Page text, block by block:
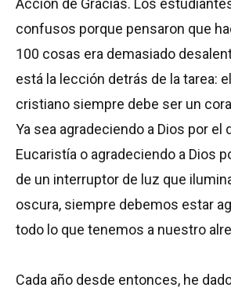
Acción de Gracias. Los
confusos porque pensaron que
100 cosas era demasiado
está la lección detrás de la tarea:
cristiano siempre debe ser un
Ya sea agradeciendo a Dios por el
Eucaristía o agradeciendo a Dios
de un interruptor de luz que
oscura, siempre debemos estar
todo lo que tenemos a nuestro
Cada año desde entonces, he